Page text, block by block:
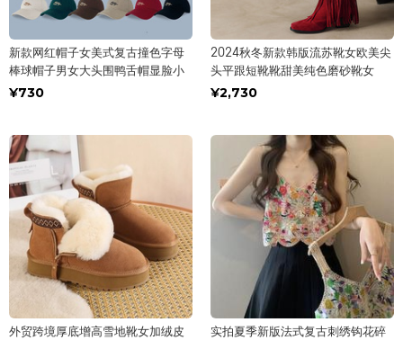
新款网红帽子女美式复古撞色字母
棒球帽子男女大头围鸭舌帽显脸小
¥730
2024秋冬新款韩版流苏靴女欧美尖
头平跟短靴靴甜美纯色磨砂靴女
¥2,730
外贸跨境厚底增高雪地靴女加绒皮
实拍夏季新版法式复古刺绣钩花碎